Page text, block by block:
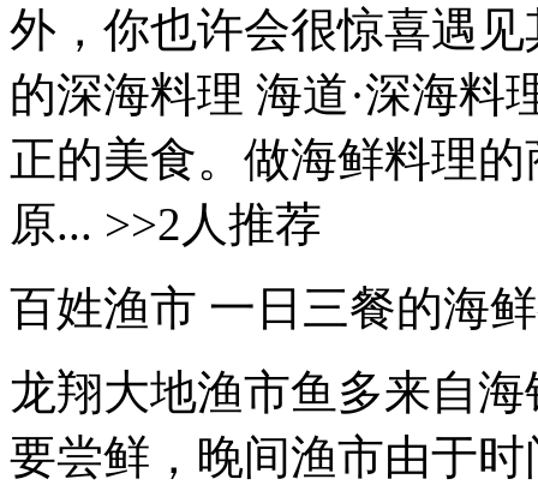
外，你也许会很惊喜遇
的深海料理 海道·深海料
正的美食。做海鲜料理
原... >>2人推荐
百姓渔市 一日三餐的海
龙翔大地渔市鱼多来自
要尝鲜，晚间渔市由于